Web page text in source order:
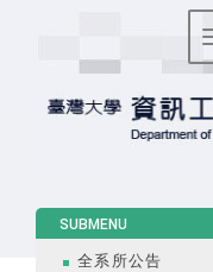
SUBMENU
全系所公告